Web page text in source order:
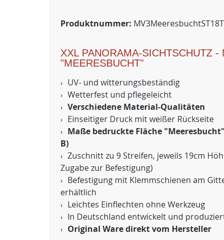
Produktnummer: MV3MeeresbuchtST18T
XXL PANORAMA-SICHTSCHUTZ -
"MEERESBUCHT"
UV- und witterungsbeständig
Wetterfest und pflegeleicht
Verschiedene Material-Qualitäten
Einseitiger Druck mit weißer Rückseite
Maße bedruckte Fläche
B)
Zuschnitt zu 9 Streifen, jeweils 19cm
Zugabe zur Befestigung)
Befestigung mit Klemmschienen am
erhältlich
Leichtes Einflechten ohne Werkzeug
In Deutschland entwickelt und
Original Ware direkt vom Hersteller